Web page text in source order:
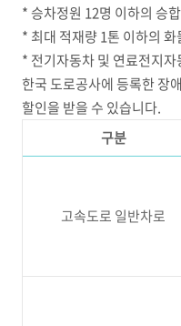
* 승차정원 12명 이하의 승
* 최대 적재량 1톤 이하의
* 전기자동차 및 연료전지자
한국 도로공사에 등록한 장
할인을 받을 수 있습니다.
구분
고속도로 일반차로